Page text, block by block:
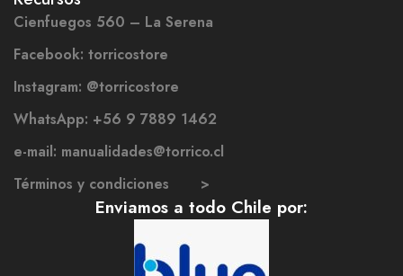
Cienfuegos 560 – La Serena
Facebook: torricostore
Instagram: @torricostore
WhatsApp: +56 9 7889 1462
e-mail: manualidades@torrico.cl
Términos y condiciones >
Enviamos a todo Chile por: